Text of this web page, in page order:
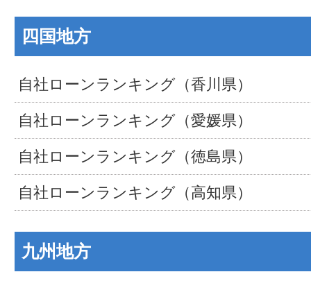
四国地方
自社ローンランキング（香川県）
自社ローンランキング（愛媛県）
自社ローンランキング（徳島県）
自社ローンランキング（高知県）
九州地方